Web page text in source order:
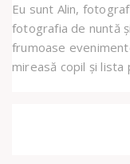
Eu sunt Alin,
fotografia de nuntă
frumoase
mireasă copil și lista